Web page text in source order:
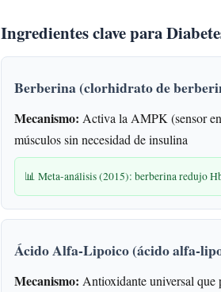
Ingredientes clave para
Berberina (clorhidrato de
Mecanismo: Activa la AMPK (sensor
músculos sin necesidad de insulina
📊 Meta-análisis (2015): berberina redujo
Ácido Alfa-Lipoico (ácido alfa-
Mecanismo: Antioxidante universal que